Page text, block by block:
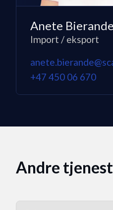
Anete Bierande
Import / eksport
+47 450 06 670
Andre